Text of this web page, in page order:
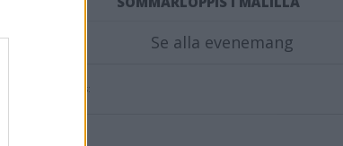
Se alla evenemang
Annons: